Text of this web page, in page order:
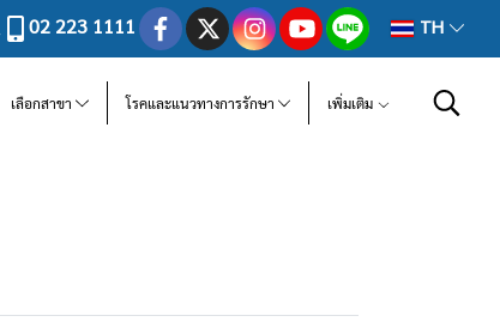
02 223 1111 TH
เลือกสาขา โรคและแนวทางการรักษา เพิ่มเติม